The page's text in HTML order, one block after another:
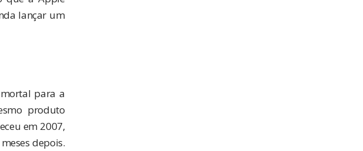
lançar um
para a
produto
em 2007,
depois.